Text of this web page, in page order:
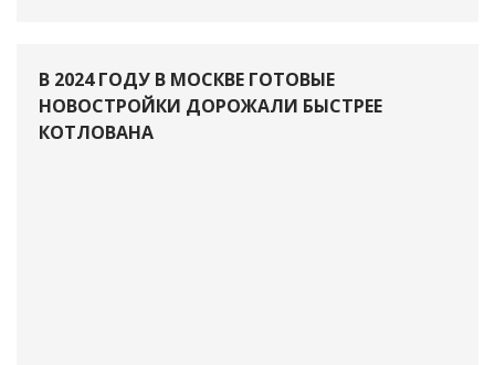
В 2024 ГОДУ В МОСКВЕ ГОТОВЫЕ
НОВОСТРОЙКИ ДОРОЖАЛИ БЫСТРЕЕ
КОТЛОВАНА